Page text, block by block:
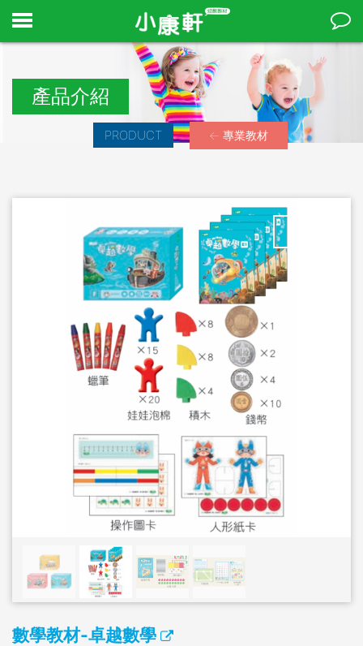
產品介紹
PRODUCT ← 專業教材
數學教材-卓越數學